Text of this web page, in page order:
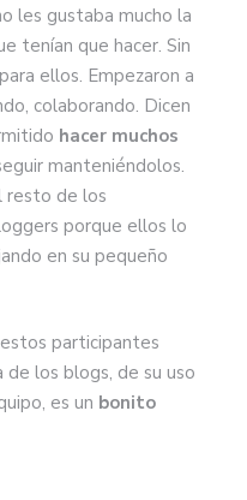
les gustaba mucho la
tenían que hacer. Sin
ellos. Empezaron a
colaborando. Dicen
hacer muchos
manteniéndolos.
resto de los
porque ellos lo
en su pequeño
participantes
los blogs, de su uso
es un bonito